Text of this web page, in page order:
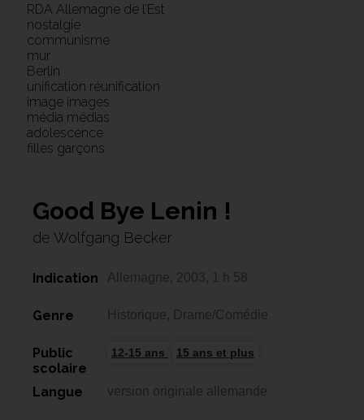
RDA Allemagne de l’Est
nostalgie
communisme
mur
Berlin
unification réunification
image images
média médias
adolescence
filles garçons
Good Bye Lenin !
de Wolfgang Becker
Indication Allemagne, 2003, 1 h 58
Genre Historique, Drame/Comédie
Public
scolaire
12-15 ans 15 ans et plus
Langue version originale allemande